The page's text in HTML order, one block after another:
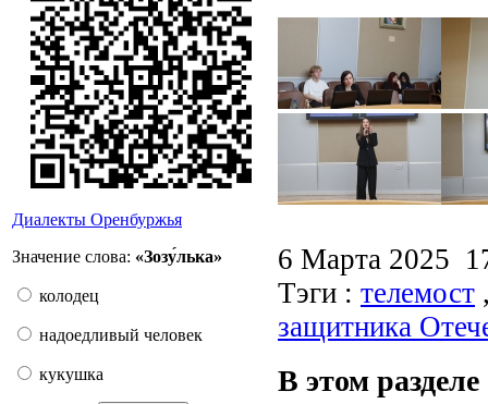
Диалекты Оренбуржья
Значение слова: «Зозу́лька»
колодец
надоедливый человек
кукушка
6 Марта 2025
Тэги : телемост
защитника
В этом разделе